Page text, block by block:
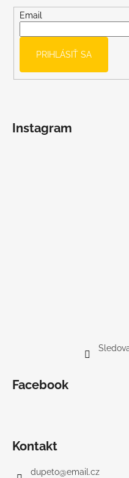
Email
PRIHLÁSIŤ SA
Instagram
Facebook
Kontakt
dupeto@email.cz